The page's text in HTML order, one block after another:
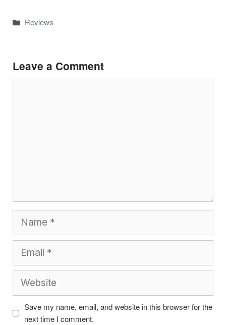
Categories
Reviews
Leave a Comment
Save my name, email, and website in this browser for the
next time I comment.